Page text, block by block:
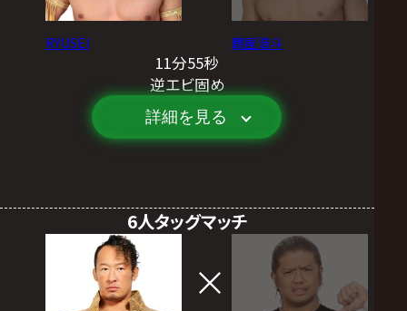
RYUSEI 鶴屋浩斗
11分55秒
逆エビ固め
詳細を見る
6人タッグマッチ